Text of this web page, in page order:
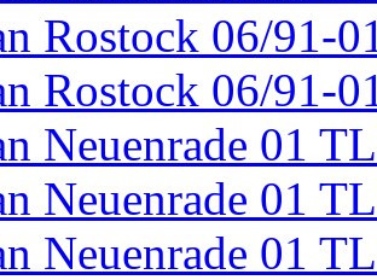
Rostock 06/91-
Rostock 06/91-
Neuenrade 01
Neuenrade 01
Neuenrade 01